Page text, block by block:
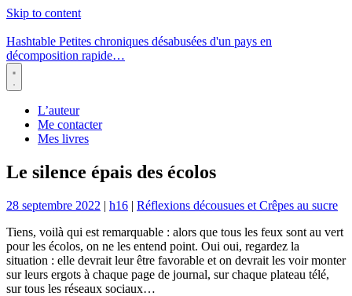
Skip to content
Hashtable Petites chroniques désabusées d'un pays en
décomposition rapide…
Menu
L’auteur
Me contacter
Mes livres
Le silence épais des écolos
28 septembre 2022 | h16 | Réflexions décousues et Crêpes au sucre
Tiens, voilà qui est remarquable : alors que tous les feux sont au vert
pour les écolos, on ne les entend point. Oui oui, regardez la
situation : elle devrait leur être favorable et on devrait les voir monter
sur leurs ergots à chaque page de journal, sur chaque plateau télé,
sur tous les réseaux sociaux…